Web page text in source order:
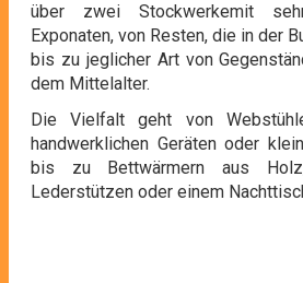
über zwei Stockwerkemit
Exponaten, von Resten, die in der
bis zu jeglicher Art von
dem Mittelalter.
Die Vielfalt geht von
handwerklichen Geräten oder
bis zu Bettwärmern aus
Lederstützen oder einem